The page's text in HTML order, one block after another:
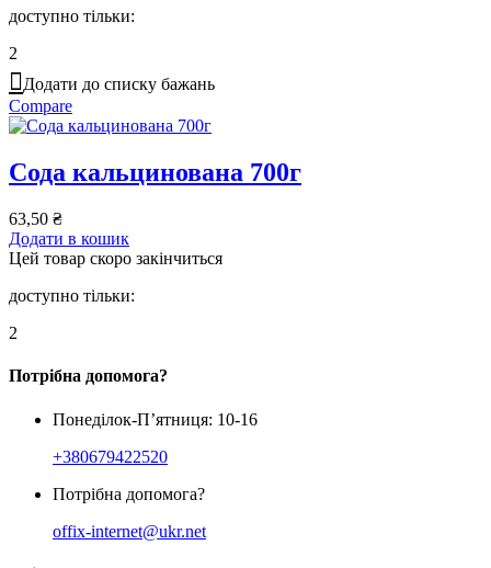
доступно тільки:
2
Додати до списку бажань
Compare
Сода кальцинована 700г
63,50 ₴
Додати в кошик
Цей товар скоро закінчиться
доступно тільки:
2
Потрібна допомога?
Понеділок-П’ятниця: 10-16
+380679422520
Потрібна допомога?
offix-internet@ukr.net